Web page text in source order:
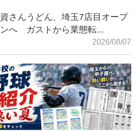
資さんうどん、埼玉7店目オープ
ンへ ガストから業態転...
2026/08/07